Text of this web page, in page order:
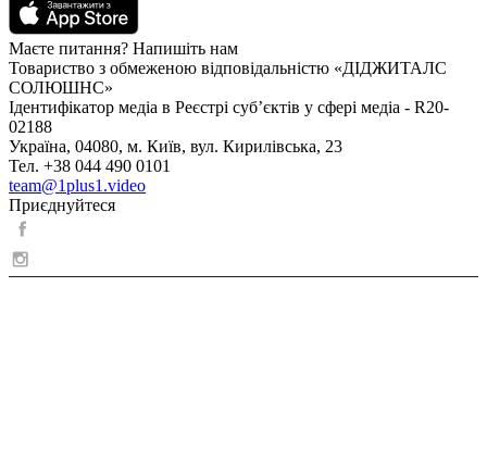
Маєте питання? Напишіть нам
Товариство з обмеженою відповідальністю «ДІДЖИТАЛС
СОЛЮШНС»
Ідентифікатор медіа в Реєстрі суб’єктів у сфері медіа - R20-
02188
Україна, 04080, м. Київ, вул. Кирилівська, 23
Тел. +38 044 490 0101
team@1plus1.video
Приєднуйтеся